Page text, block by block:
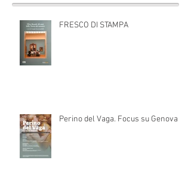
FRESCO DI STAMPA
Perino del Vaga. Focus su Genova